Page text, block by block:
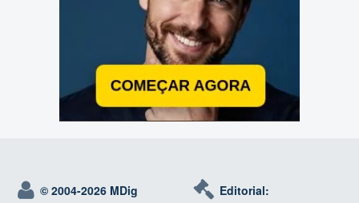
© 2004-2026 MDig
Editorial: